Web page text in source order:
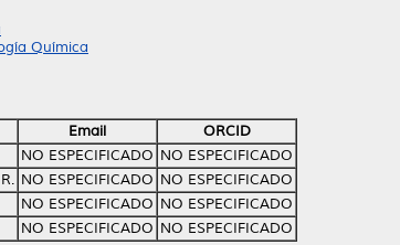
Química
Email
ORCID
NO ESPECIFICADO NO ESPECIFICADO
NO ESPECIFICADO NO ESPECIFICADO
NO ESPECIFICADO NO ESPECIFICADO
NO ESPECIFICADO NO ESPECIFICADO